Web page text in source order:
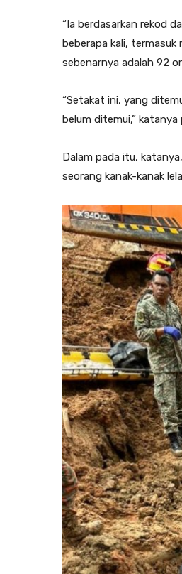
“Ia berdasarkan rekod
beberapa kali,
sebenarnya adalah 92
“Setakat ini, yang
belum ditemui,”
Dalam pada itu,
seorang kanak-kanak